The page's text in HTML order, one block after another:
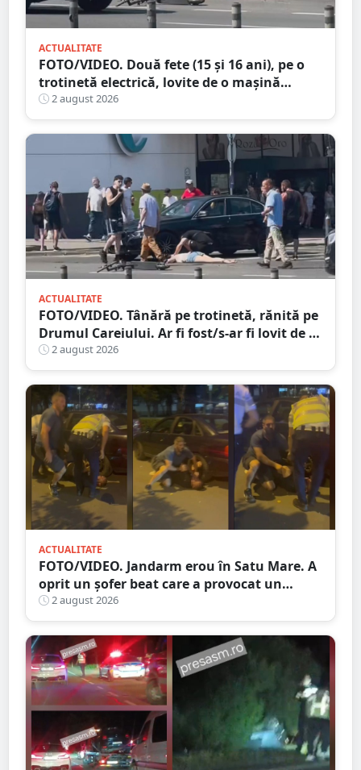
ACTUALITATE
FOTO/VIDEO. Două fete (15 și 16 ani), pe o
trotinetă electrică, lovite de o mașină
trotinetă lângă mall-ul NEPI
2 august 2026
ACTUALITATE
FOTO/VIDEO. Tânără pe trotinetă, rănită pe
Drumul Careiului. Ar fi fost/s-ar fi lovit de o
mașină
2 august 2026
ACTUALITATE
FOTO/VIDEO. Jandarm erou în Satu Mare. A
oprit un șofer beat care a provocat un
accident
2 august 2026